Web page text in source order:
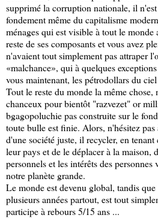
supprimé la corruption nationale, il
fondement même du capitalisme
ménages qui est visible à tout le
reste de ses composants et vous avez
n'avaient tout simplement pas attraper
«malchance», qui à quelques
vous maintenant, les pétrodollars du
Tout le reste du monde la même chose,
chanceux pour bientôt "razvezet" or
bgagopoluchie pas construite sur le
toute bulle est finie. Alors, n'hésitez
d'une société juste, il recycler, en
leur pays et de le déplacer à la maison,
personnels et les intérêts des
notre planète grande.
Le monde est devenu global, tandis
plusieurs années partout, est tout
participe à rebours 5/15 ans ...